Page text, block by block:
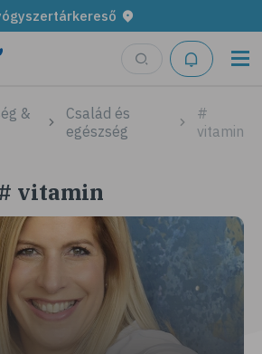
&
Család és
egészség
#
vitamin
vitamin